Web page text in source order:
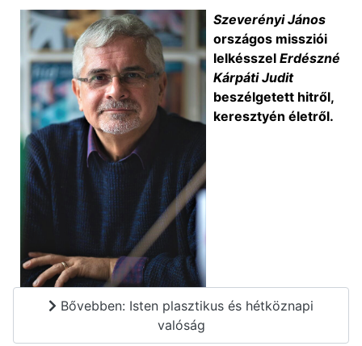
Szeverényi János
országos missziói
lelkésszel Erdészné
Kárpáti Judit
beszélgetett hitről,
keresztyén életről.
Bővebben: Isten plasztikus és hétköznapi
valóság